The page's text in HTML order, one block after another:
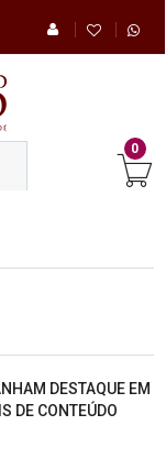
0
DESTAQUE EM
DE CONTEÚDO